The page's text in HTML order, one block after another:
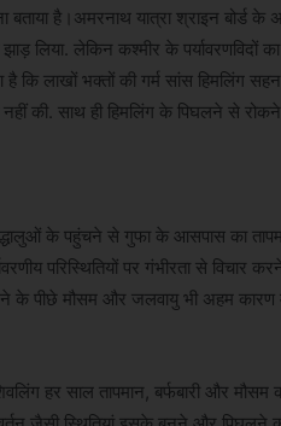
है।अमरनाथ यात्रा श्राइन बोर्ड
लिया. लेकिन कश्मीर के पर्यावरणविदों
लाखों भक्तों की गर्म सांस हिमलिंग
नहीं की. साथ ही हिमलिंग के पिघलने से
के पहुंचने से गुफा के आसपास का
परिस्थितियों पर गंभीरता से विचार
के पीछे मौसम और जलवायु भी अहम कारण
हर साल तापमान, बर्फबारी और